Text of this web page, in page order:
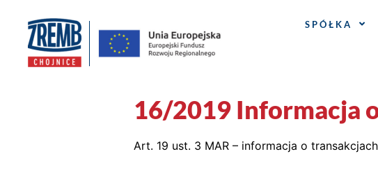
SPÓŁKA
16/2019 Informacja
Art. 19 ust. 3 MAR – informacja o